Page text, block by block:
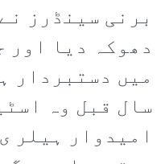
برنی سینڈرز
دھوکہ دیا اور
میں دستبردار
سال قبل وہ
امیدوار ہیلر